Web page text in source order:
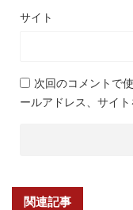
サイト
次回のコメントで
ールアドレス、サイト
関連記事